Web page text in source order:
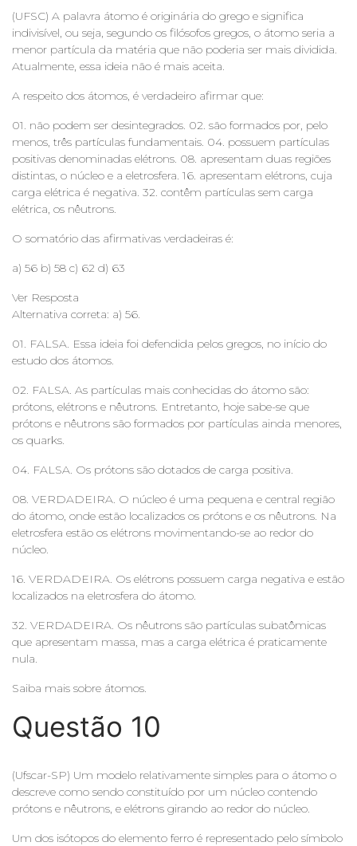
(UFSC) A palavra átomo é originária do grego e significa
indivisível, ou seja, segundo os filósofos gregos, o átomo seria a
menor partícula da matéria que não poderia ser mais dividida.
Atualmente, essa ideia não é mais aceita.
A respeito dos átomos, é verdadeiro afirmar que:
01. não podem ser desintegrados. 02. são formados por, pelo
menos, três partículas fundamentais. 04. possuem partículas
positivas denominadas elétrons. 08. apresentam duas regiões
distintas, o núcleo e a eletrosfera. 16. apresentam elétrons, cuja
carga elétrica é negativa. 32. contêm partículas sem carga
elétrica, os nêutrons.
O somatório das afirmativas verdadeiras é:
a) 56 b) 58 c) 62 d) 63
Ver Resposta
Alternativa correta: a) 56.
01. FALSA. Essa ideia foi defendida pelos gregos, no início do
estudo dos átomos.
02. FALSA. As partículas mais conhecidas do átomo são:
prótons, elétrons e nêutrons. Entretanto, hoje sabe-se que
prótons e nêutrons são formados por partículas ainda menores,
os quarks.
04. FALSA. Os prótons são dotados de carga positiva.
08. VERDADEIRA. O núcleo é uma pequena e central região
do átomo, onde estão localizados os prótons e os nêutrons. Na
eletrosfera estão os elétrons movimentando-se ao redor do
núcleo.
16. VERDADEIRA. Os elétrons possuem carga negativa e estão
localizados na eletrosfera do átomo.
32. VERDADEIRA. Os nêutrons são partículas subatômicas
que apresentam massa, mas a carga elétrica é praticamente
nula.
Saiba mais sobre átomos.
Questão 10
(Ufscar-SP) Um modelo relativamente simples para o átomo o
descreve como sendo constituído por um núcleo contendo
prótons e nêutrons, e elétrons girando ao redor do núcleo.
Um dos isótopos do elemento ferro é representado pelo símbolo